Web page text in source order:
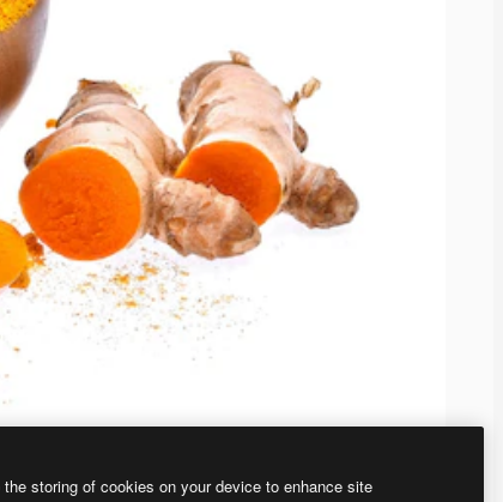
storing of cookies on your device to enhance site